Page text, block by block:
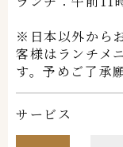
※日本以外から
客様はランチメ
す。予めご了承
サービス